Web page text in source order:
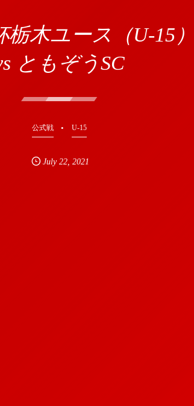
栃木ユース（U-15
ともぞうSC
公式戦 U-15
July 22,2021